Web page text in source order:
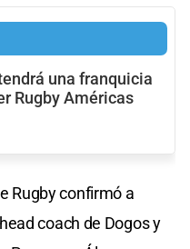
una franquicia
Rugby Américas
Rugby confirmó a
coach de Dogos y